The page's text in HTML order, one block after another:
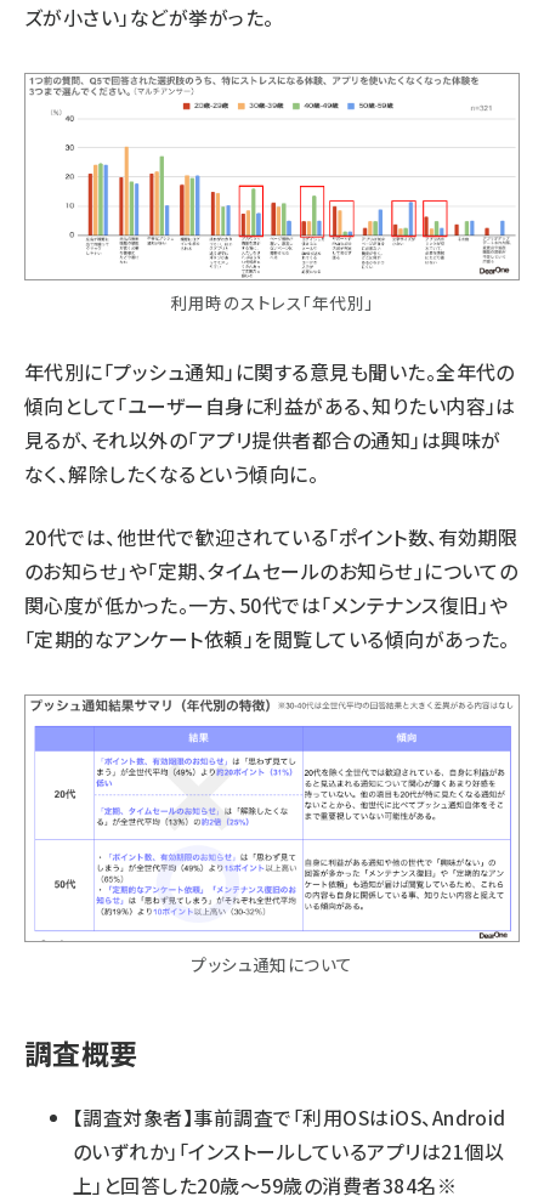
ズが小さい」などが挙がった。
利用時のストレス「年代別」
年代別に「プッシュ通知」に関する意見も聞いた。全年代の
傾向として「ユーザー自身に利益がある、知りたい内容」は
見るが、それ以外の「アプリ提供者都合の通知」は興味が
なく、解除したくなるという傾向に。
20代では、他世代で歓迎されている「ポイント数、有効期限
のお知らせ」や「定期、タイムセールのお知らせ」についての
関心度が低かった。一方、50代では「メンテナンス復旧」や
「定期的なアンケート依頼」を閲覧している傾向があった。
プッシュ通知について
調査概要
【調査対象者】事前調査で「利用OSはiOS、Android
のいずれか」「インストールしているアプリは21個以
上」と回答した20歳〜59歳の消費者384名※